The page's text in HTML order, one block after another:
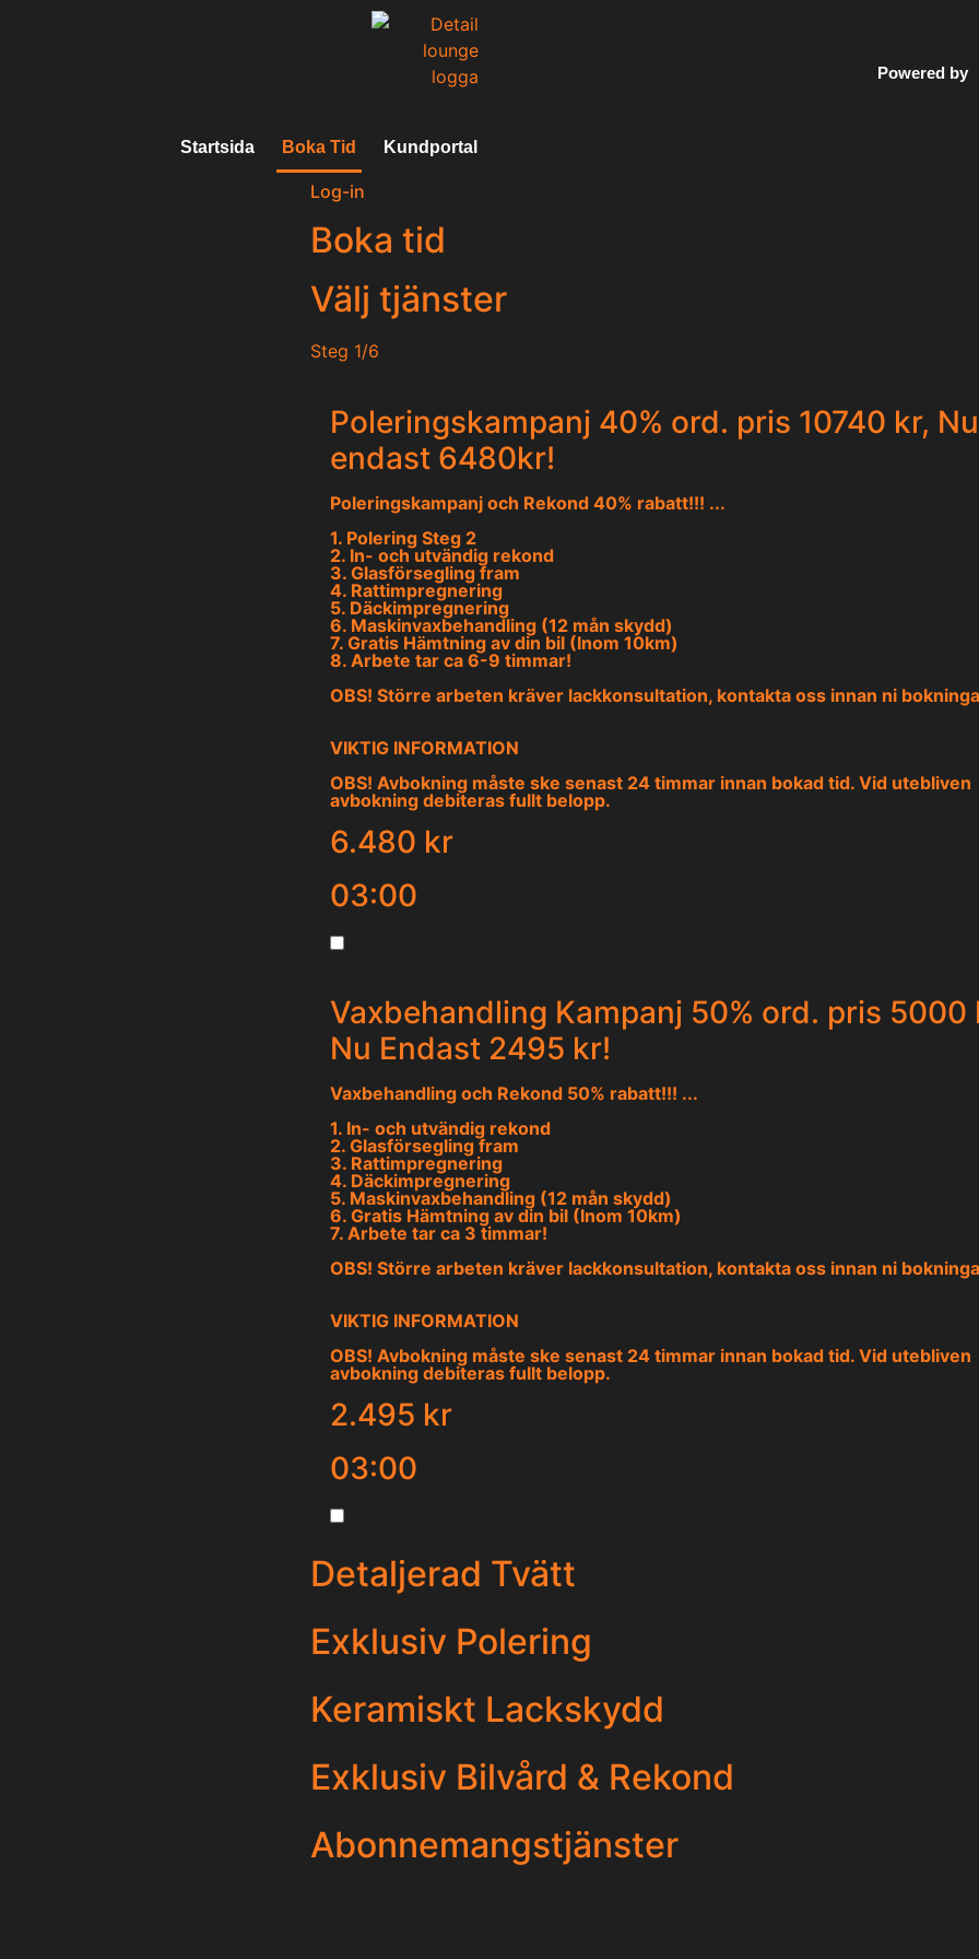
Powered by
Startsida Boka Tid Kundportal
Log-in
Boka tid
Välj tjänster
Steg 1/6
Poleringskampanj 40% ord. pris 10740 kr, Nu
endast 6480kr!
Poleringskampanj och Rekond 40% rabatt!!! ...
1. Polering Steg 2
2. In- och utvändig rekond
3. Glasförsegling fram
4. Rattimpregnering
5. Däckimpregnering
6. Maskinvaxbehandling (12 mån skydd)
7. Gratis Hämtning av din bil (Inom 10km)
8. Arbete tar ca 6-9 timmar!
OBS! Större arbeten kräver lackkonsultation, kontakta oss innan ni
VIKTIG INFORMATION
OBS! Avbokning måste ske senast 24 timmar innan bokad tid. Vid utebliven
avbokning debiteras fullt belopp.
6.480 kr
03:00
Vaxbehandling Kampanj 50% ord. pris 5000
Nu Endast 2495 kr!
Vaxbehandling och Rekond 50% rabatt!!! ...
1. In- och utvändig rekond
2. Glasförsegling fram
3. Rattimpregnering
4. Däckimpregnering
5. Maskinvaxbehandling (12 mån skydd)
6. Gratis Hämtning av din bil (Inom 10km)
7. Arbete tar ca 3 timmar!
OBS! Större arbeten kräver lackkonsultation, kontakta oss innan ni
VIKTIG INFORMATION
OBS! Avbokning måste ske senast 24 timmar innan bokad tid. Vid utebliven
avbokning debiteras fullt belopp.
2.495 kr
03:00
Detaljerad Tvätt
Exklusiv Polering
Keramiskt Lackskydd
Exklusiv Bilvård & Rekond
Abonnemangstjänster